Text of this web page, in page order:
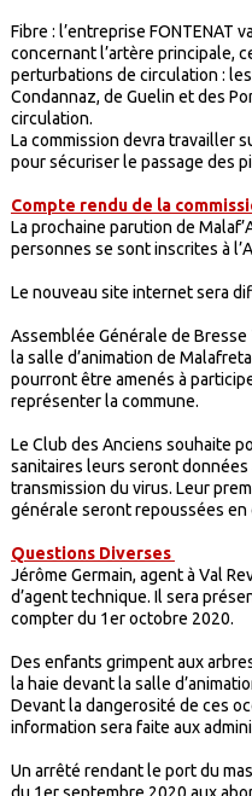
Fibre : l’entreprise FONTENAT
concernant l’artère principale,
perturbations de circulation :
Condannaz, de Guelin et des
circulation.
La commission devra travailler
pour sécuriser le passage des
Compte rendu de la
La prochaine parution de
personnes se sont inscrites à
Le nouveau site internet sera
Assemblée Générale de
la salle d’animation de
pourront être amenés à
représenter la commune.
Le Club des Anciens souhaite
sanitaires leurs seront données
transmission du virus. Leur
générale seront repoussées en
Questions Diverses
Jérôme Germain, agent à Val
d’agent technique. Il sera
compter du 1er octobre 2020.
Des enfants grimpent aux
la haie devant la salle
Devant la dangerosité de ces
information sera faite aux
Un arrêté rendant le port du